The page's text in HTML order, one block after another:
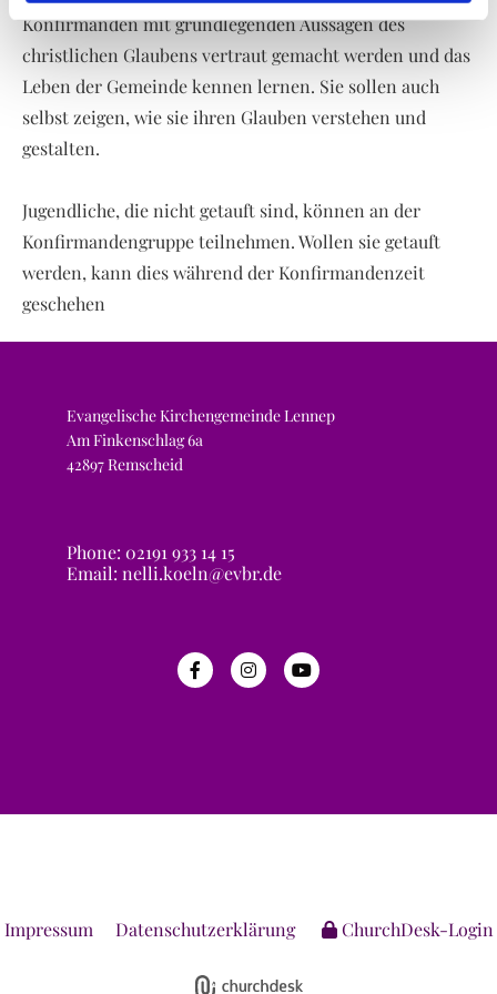
Konfirmanden mit grundlegenden Aussagen des
christlichen Glaubens vertraut gemacht werden und das
Leben der Gemeinde kennen lernen. Sie sollen auch
selbst zeigen, wie sie ihren Glauben verstehen und
gestalten.
Jugendliche, die nicht getauft sind, können an der
Konfirmandengruppe teilnehmen. Wollen sie getauft
werden, kann dies während der Konfirmandenzeit
geschehen
Evangelische Kirchengemeinde Lennep
Am Finkenschlag 6a
42897 Remscheid
Phone: 02191 933 14 15
Email: nelli.koeln@evbr.de
Impressum Datenschutzerklärung ChurchDesk-Login